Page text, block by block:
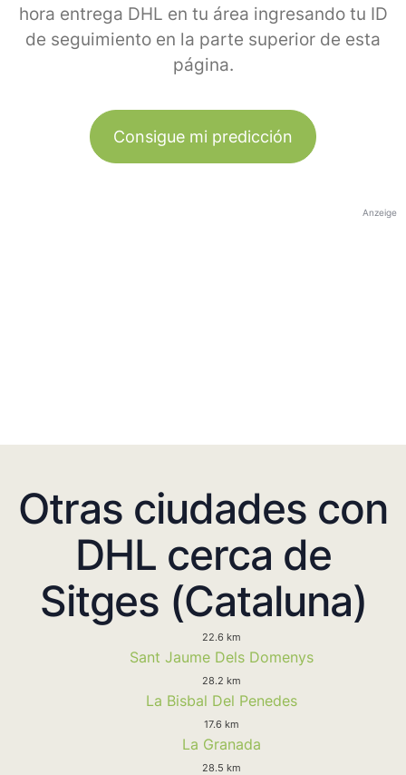
hora entrega DHL en tu área ingresando tu ID
de seguimiento en la parte superior de esta
página.
Consigue mi predicción
Anzeige
Otras ciudades con
DHL cerca de
Sitges (Cataluna)
22.6 km
Sant Jaume Dels Domenys
28.2 km
La Bisbal Del Penedes
17.6 km
La Granada
28.5 km